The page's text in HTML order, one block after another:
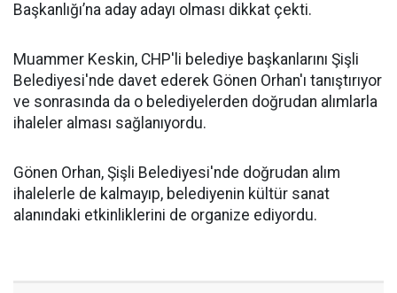
Başkanlığı’na aday adayı olması dikkat çekti.
Muammer Keskin, CHP'li belediye başkanlarını Şişli
Belediyesi'nde davet ederek Gönen Orhan'ı tanıştırıyor
ve sonrasında da o belediyelerden doğrudan alımlarla
ihaleler alması sağlanıyordu.
Gönen Orhan, Şişli Belediyesi'nde doğrudan alım
ihalelerle de kalmayıp, belediyenin kültür sanat
alanındaki etkinliklerini de organize ediyordu.